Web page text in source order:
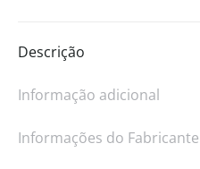
Descrição
Informação adicional
Informações do Fabricante